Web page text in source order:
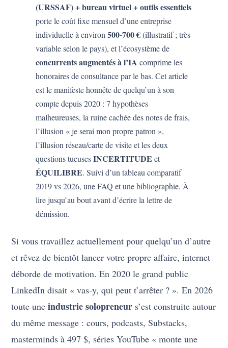
(URSSAF) + bureau virtuel + outils essentiels
porte le coût fixe mensuel d’une entreprise
individuelle à environ500-700 €(illustratif ; très
variable selon le pays), et l’écosystème de
concurrents augmentés à l’IA comprime les
honoraires de consultance par le bas. Cet article
est le manifeste honnête de quelqu’un à son
compte depuis 2020 : 7 hypothèses
malheureuses, la ruine cachée des notes de frais,
l’illusion « je serai mon propre patron »,
l’illusion réseau/carte de visite et les deux
questions tueusesINCERTITUDE et
ÉQUILIBRE. Suivi d’un tableau comparatif
2019 vs 2026, une FAQ et une bibliographie. À
lire jusqu’au bout avant d’écrire la lettre de
démission.
Si vous travaillez actuellement pour quelqu’un d’autre
et rêvez de bientôt lancer votre propre affaire, internet
déborde de motivation. En 2020 le grand public
LinkedIn disait « vas-y, qui peut t’arrêter ? ». En 2026
toute uneindustrie solopreneur s’est construite autour
du même message : cours, podcasts, Substacks,
masterminds à 497 $, séries YouTube « monte une